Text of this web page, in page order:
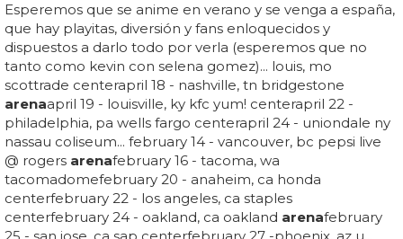
Esperemos que se anime en verano y se venga a españa,
que hay playitas, diversión y fans enloquecidos y
dispuestos a darlo todo por verla (esperemos que no
tanto como kevin con selena gomez)... louis, mo
scottrade centerapril 18 - nashville, tn bridgestone
arenaapril 19 - louisville, ky kfc yum! centerapril 22 -
philadelphia, pa wells fargo centerapril 24 - uniondale ny
nassau coliseum... february 14 - vancouver, bc pepsi live
@ rogers arenafebruary 16 - tacoma, wa
tacomadomefebruary 20 - anaheim, ca honda
centerfebruary 22 - los angeles, ca staples
centerfebruary 24 - oakland, ca oakland arenafebruary